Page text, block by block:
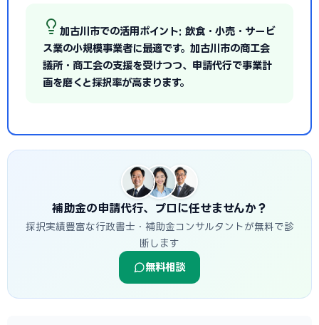
加古川市での活用ポイント: 飲食・小売・サービ
ス業の小規模事業者に最適です。加古川市の商工会
議所・商工会の支援を受けつつ、申請代行で事業計
画を磨くと採択率が高まります。
補助金の申請代行、プロに任せませんか？
採択実績豊富な行政書士・補助金コンサルタントが無料で診
断します
無料相談